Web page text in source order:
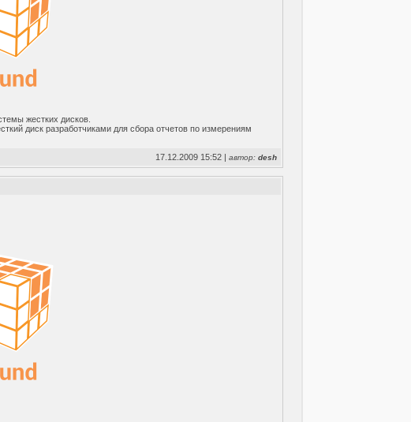
жестких дисков.
диск разработчиками для сбора отчетов по измерениям
17.12.2009 15:52 |автор:desh